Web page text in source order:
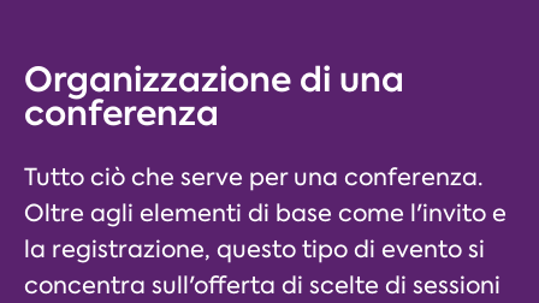
Organizzazione di una
conferenza
Tutto ciò che serve per una conferenza.
Oltre agli elementi di base come l'invito e
la registrazione, questo tipo di evento si
concentra sull'offerta di scelte di sessioni